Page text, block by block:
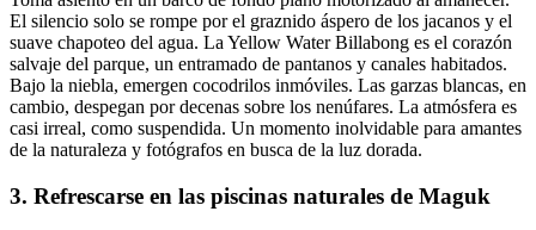
El silencio solo se rompe por el graznido áspero de los jacanos y el
suave chapoteo del agua. La Yellow Water Billabong es el corazón
salvaje del parque, un entramado de pantanos y canales habitados.
Bajo la niebla, emergen cocodrilos inmóviles. Las garzas blancas, en
cambio, despegan por decenas sobre los nenúfares. La atmósfera es
casi irreal, como suspendida. Un momento inolvidable para amantes
de la naturaleza y fotógrafos en busca de la luz dorada.
3. Refrescarse en las piscinas naturales de Maguk